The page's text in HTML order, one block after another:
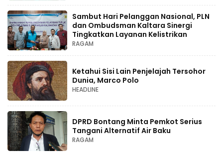
Sambut Hari Pelanggan Nasional, PLN
dan Ombudsman Kaltara Sinergi
Tingkatkan Layanan Kelistrikan
RAGAM
Ketahui Sisi Lain Penjelajah Tersohor
Dunia, Marco Polo
HEADLINE
DPRD Bontang Minta Pemkot Serius
Tangani Alternatif Air Baku
RAGAM